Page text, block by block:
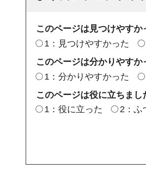
このページは見つけやすか
1：見つけやすかった
このページは分かりやすか
1：分かりやすかった
このページは役に立ちまし
1：役に立った
2：ふ